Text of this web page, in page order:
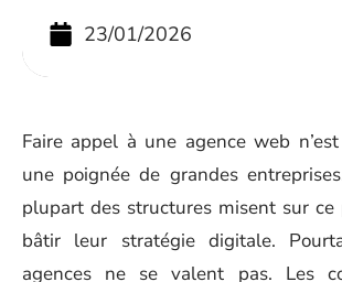
23/01/2026
Faire appel à une agence web
une poignée de grandes
plupart des structures misent sur ce
bâtir leur stratégie digitale.
agences ne se valent pas. Les